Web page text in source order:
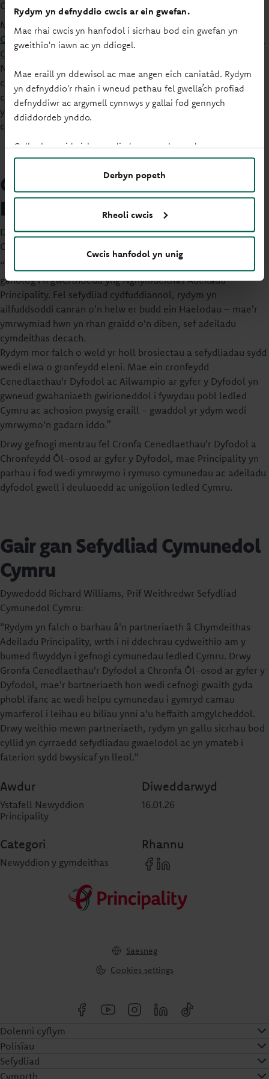
Rydym yn defnyddio cwcis ar ein gwefan.
Mae rhai cwcis yn hanfodol i sicrhau bod ein gwefan yn
gweithio'n iawn ac yn ddiogel.
Mae eraill yn ddewisol ac mae angen eich caniatâd. Rydym
yn defnyddio'r rhain i wneud pethau fel gwella’ch profiad
defnyddiwr ac argymell cynnwys y gallai fod gennych
ddiddordeb ynddo.
Gallwch newid eich gosodiadau ar unrhyw adeg.
Derbyn popeth
Rheoli cwcis
Cwcis hanfodol yn unig
Cenedlaethau'r Dyfodol (Cymru).
Mae buddiolwyr cronfa eleni yn cynnwys Theatr Ieuenctid
Canolbarth Powys
Cerrig Camu Gogledd Cymru
Clwb Criced
Casnewydd
Child of the Earth CIC Plentyn y Ddaear
Ngogledd Sir Benfro a
Rhondda Netball(yn y llun), gyda
chronfeydd wedi'u dyrannu i gefnogi merched i ennill
cymwysterau hyfforddi a hyfforddiant - gan eu helpu i ddod
yn hyfforddwyr cymwys a modelau rôl cadarnhaol yn eu
cymuned.
Gair gan ein Pennaeth Brand,
Effaith a Chyfathrebu
Dywedodd Nigel Taylor, Pennaeth Brand, Effaith a
Chyfathrebu, yng Nghymdeithas Adeiladu Principality:
“Mae cefnogi cymunedau ledled Cymru a rhoi i elusennau yn
ganolog i'n gwerthoedd yng Nghymdeithas Adeiladu
Principality. Fel sefydliad cydfuddiannol, rydym yn
ailfuddsoddi canran o'n helw er budd ein Haelodau – mae'r
ymrwymiad hwn yn rhan graidd o'n diben, sef adeiladu
cymdeithas decach.
Rydym mor falch o weld yr holl brosiectau a sefydliadau sydd
wedi elwa o gronfeydd eleni. Mae ein cronfeydd
Cenedlaethau'r Dyfodol ac Ailwampio ar gyfer y Dyfodol yn
gwneud gwahaniaeth gwirioneddol i fywydau pobl ledled
Cymru ac achosion pwysig eraill - gwaddol yr ydym wedi
ymrwymo'n gadarn iddo.”
Drwy gefnogi mentrau fel Cronfa Cenedlaethau'r Dyfodol a
Chronfeydd Ôl-osod ar gyfer y Dyfodol, mae Principality yn
parhau i fod wedi ymrwymo i rymuso cymunedau ac adeiladu
dyfodol gwell i deuluoedd ac unigolion ledled Cymru.
Gair gan Sefydliad Cymunedol
Cymru
Dywedodd Richard Williams, Prif Weithredwr Sefydliad
Cymunedol Cymru:
"Rydym yn falch o barhau â'n partneriaeth â Chymdeithas
Adeiladu Principality, wrth i ni ddechrau cydweithio am y
bumed flwyddyn i gefnogi cymunedau ledled Cymru. Drwy
Gronfa Cenedlaethau'r Dyfodol a Chronfa Ôl-osod ar gyfer y
Dyfodol, mae'r bartneriaeth hon wedi cefnogi gwaith gyda
phobl ifanc ac wedi helpu cymunedau i gymryd camau
ymarferol i leihau eu biliau ynni a'u heffaith amgylcheddol.
Drwy weithio mewn partneriaeth, rydym yn gallu sicrhau bod
cyllid yn cyrraedd sefydliadau gwaelodol ac yn ymateb i
faterion sydd bwysicaf yn lleol."
Awdur
Ystafell Newyddion
Principality
Diweddarwyd
16.01.26
Categori
Newyddion y gymdeithas
Rhannu
Saesneg
Cookies settings
Dolenni cyflym
Polisïau
Sefydliad
Cymorth